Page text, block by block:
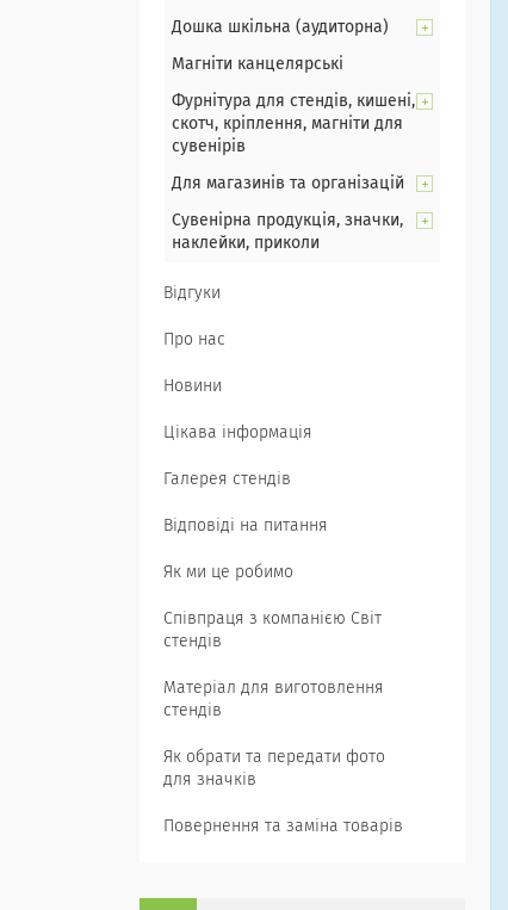
Дошка шкільна (аудиторна)
Магніти канцелярські
Фурнітура для стендів, кишені,
скотч, кріплення, магніти для
сувенірів
Для магазинів та організацій
Сувенірна продукція, значки,
наклейки, приколи
Відгуки
Про нас
Новини
Цікава інформація
Галерея стендів
Відповіді на питання
Як ми це робимо
Співпраця з компанією Світ
стендів
Матеріал для виготовлення
стендів
Як обрати та передати фото
для значків
Повернення та заміна товарів